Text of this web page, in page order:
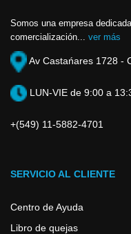
Somos una empresa
comercialización... ver más
Av Castańares 1728 -
LUN-VIE de 9:00 a
+(549) 11-5882-4701
SERVICIO AL CLIENTE
Centro de Ayuda
Libro de quejas